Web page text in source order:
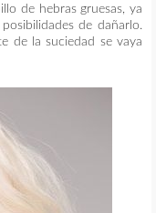
de hebras gruesas, ya
de dañarlo.
de la suciedad se vaya